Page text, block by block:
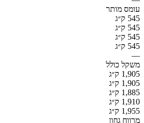
עומס מותר
545 ק״ג
545 ק״ג
545 ק״ג
545 ק״ג
—
משקל כולל
1,905 ק״ג
1,905 ק״ג
1,885 ק״ג
1,910 ק״ג
1,955 ק״ג
מרווח גחון